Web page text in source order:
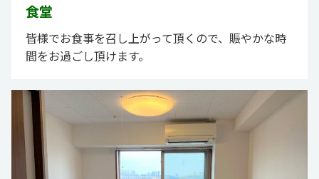
食堂
皆様でお食事を召し上がって頂くので、賑やかな時
間をお過ごし頂けます。